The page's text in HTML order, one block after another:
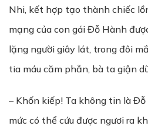
Nhi, kết hợp tạo thành chiếc
mạng của con gái Đỗ Hành
lặng người giây lát, trong đôi
tia máu căm phẫn, bà ta giận
– Khốn kiếp! Ta không tin là
mức có thể cứu được ngươi ra